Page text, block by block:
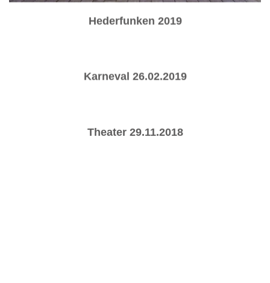
Hederfunken 2019
Karneval 26.02.2019
Theater 29.11.2018